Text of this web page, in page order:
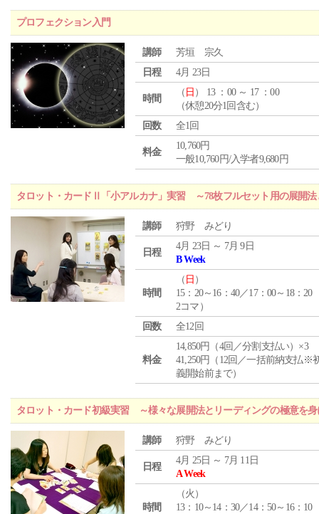
プロフェクション入門
講師
芳垣 宗久
日程
4月 23日
時間
（ 日 ） 13 ：00 ～ 17 ：00
（休憩20分1回含む）
回数
全1回
料金
10,760円
一般10,760円/入学者9,680円
タロット・カードⅡ「小アルカナ」実習 ～78枚フルセット用の展開法
講師 狩野 みどり
日程
4月 23日 ～ 7月 9日
B Week
時間
（ 日 ）
15：20～16：40／17：00～18：20
2コマ）
回数
全12回
料金
14,850円（4回／分割支払い）×3
41,250円（12回／一括前納支払※
義開始前まで）
タロット・カード初級実習 ～様々な展開法とリーディングの極意を身
講師 狩野 みどり
日程
4月 25日 ～ 7月 11日
A Week
時間
（火 ）
13：10～14：30／14：50～16：10